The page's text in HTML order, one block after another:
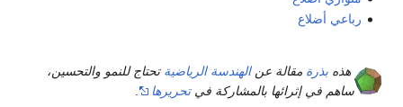
رباعي أضلاع
هذه بذرة مقالة عنالهندسة الرياضية تحتاج للنمو والتحسين،
ساهم في إثرائها بالمشاركة فيتحريرها